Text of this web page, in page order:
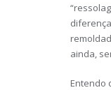
ainda,
Entendo